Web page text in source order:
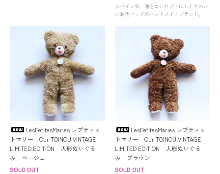
スペイン発、海をコンセプトにしたかわい
いお魚バッグのハンドメイドブランド。
LesPetitesMaries レプティッ
トマリー Our TOINOU VINTAGE
LIMITED EDITION 人形ぬいぐる
み ベージュ
SOLD OUT
LesPetitesMaries レプティッ
トマリー Our TOINOU VINTAGE
LIMITED EDITION 人形ぬいぐる
み ブラウン
SOLD OUT